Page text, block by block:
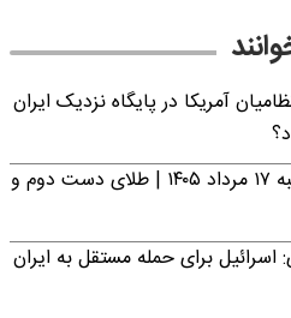
آمریکا در پایگاه نزدیک ایران
خبر فوری از قیمت طلا امروز شنبه ۱۷ مرداد ۱۴۰۵ | طلای دست دوم و
جنگ | شبکه ۱۳ عبری: اسرائیل برای حمله مستقل به ایران